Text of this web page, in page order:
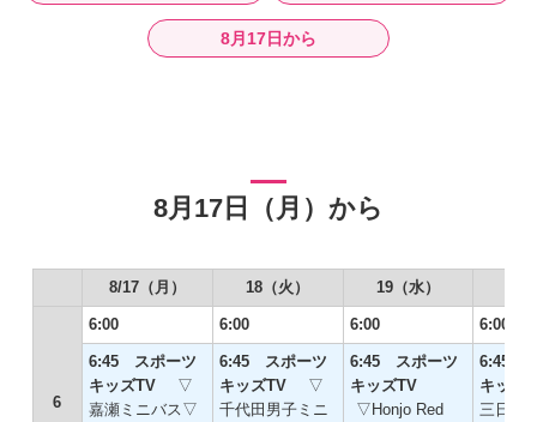
8月17日から
8月17日（月）から
8/17（月） 18（火） 19（水）
6
6:00 6:00 6:00 6:00
6:45 スポーツ
キッズTV
▽
嘉瀬ミニバス▽
6:45 スポーツ
キッズTV
▽
千代田男子ミニ
6:45 スポーツ
キッズTV
▽Honjo Red
6:45
キッズ
三日月